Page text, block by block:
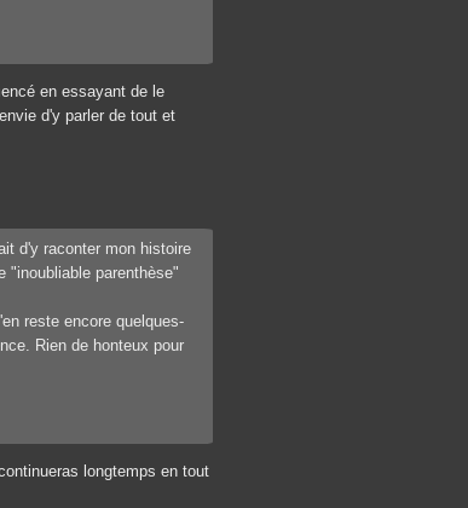
en essayant de le
d'y parler de tout et
d'y raconter mon histoire
"inoubliable parenthèse"
reste encore quelques-
Rien de honteux pour
longtemps en tout